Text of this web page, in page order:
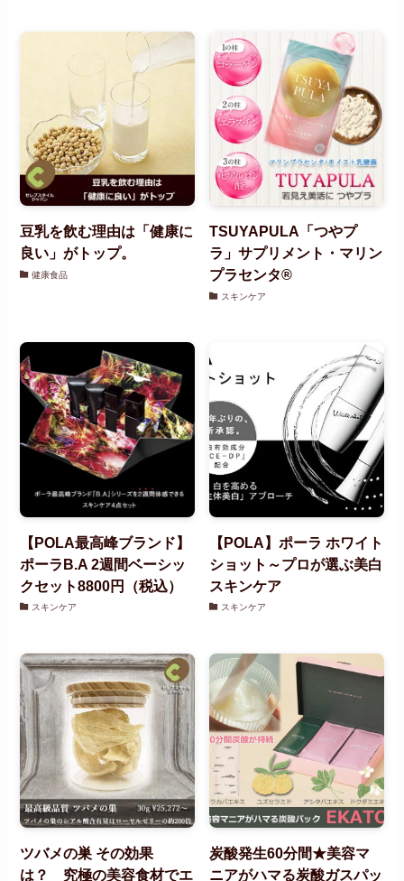
豆乳を飲む理由は「健康に
良い」がトップ。
健康食品
TSUYAPULA「つやプ
ラ」サプリメント・マリン
プラセンタ®
スキンケア
【POLA最高峰ブランド】
ポーラB.A 2週間ベーシッ
クセット8800円（税込）
スキンケア
【POLA】ポーラ ホワイト
ショット～プロが選ぶ美白
スキンケア
スキンケア
ツバメの巣 その効果
は？ 究極の美容食材でエ
炭酸発生60分間★美容マ
ニアがハマる炭酸ガスパッ